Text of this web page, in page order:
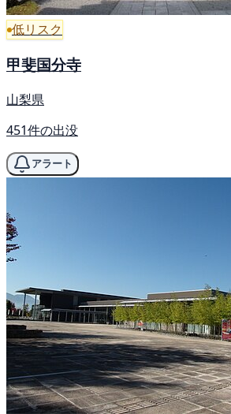
低リスク
甲斐国分寺
山梨県
451件の出没
アラート